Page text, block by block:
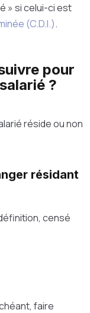
» si celui-ci est
(C.D.I.).
pour
?
réside ou non
résidant
censé
faire